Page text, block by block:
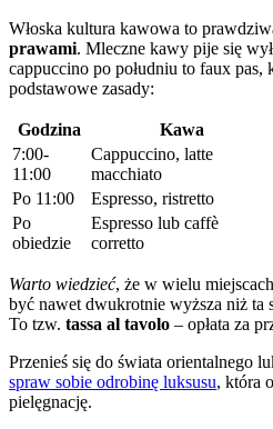
Włoska kultura kawowa to
prawami. Mleczne kawy pije się
cappuccino po południu to faux pas,
podstawowe zasady:
Godzina Kawa
7:00-
11:00
Cappuccino, latte
macchiato
Po 11:00
Espresso, ristretto
Po
obiedzie
Espresso lub caffè
corretto
Warto wiedzieć, że w wielu
być nawet dwukrotnie wyższa niż ta
To tzw. tassa al tavolo – opłata za
Przenieś się do świata orientalnego
spraw sobie odrobinę luksusu, która
pielęgnację.